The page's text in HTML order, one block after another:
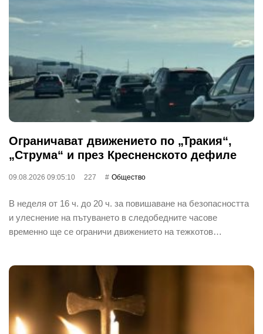
Ограничават движението по „Тракия“,
„Струма“ и през Кресненското дефиле
09.08.2026 09:05:10 227 Общество
В неделя от 16 ч. до 20 ч. за повишаване на безопасността
и улеснение на пътуването в следобедните часове
временно ще се ограничи движението на тежкотов…